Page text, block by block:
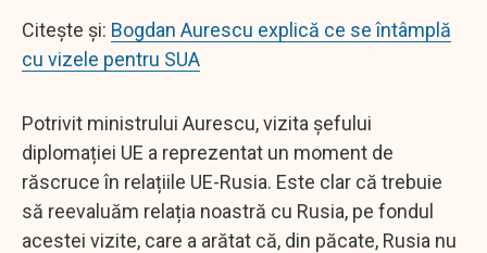
Citește și: Bogdan Aurescu explică ce se întâmplă
cu vizele pentru SUA
Potrivit ministrului Aurescu, vizita șefului
diplomației UE a reprezentat un moment de
răscruce în relațiile UE-Rusia. Este clar că trebuie
să reevaluăm relația noastră cu Rusia, pe fondul
acestei vizite, care a arătat că, din păcate, Rusia nu